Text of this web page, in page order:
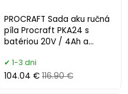
PROCRAFT Sada aku ručná
píla Procraft PKA24 s
batériou 20V / 4Ah a
1-3 dni
104.04 € 116.90 €